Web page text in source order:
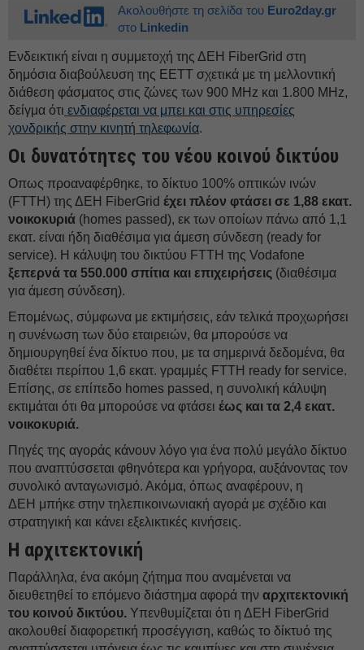
Ακολουθήστε τη σελίδα του Euro2day.gr
στο Linkedin
Ενδεικτική είναι η συμμετοχή της ΔΕH FiberGrid στη
δημόσια διαβούλευση της ΕΕΤΤ σχετικά με τη μελλοντική
διάθεση φάσματος στις ζώνες των 900 MHz και 1.800 MHz,
δείγμα ότι ενδιαφέρεται να μπει και στις υπηρεσίες
χονδρικής στην κινητή τηλεφωνία.
Οι δυνατότητες του νέου κοινού δικτύου
Οπως προαναφέρθηκε, το δίκτυο 100% οπτικών ινών
(FTTH) της ΔΕH FiberGrid έχει πλέον φτάσει σε 1,88 εκατ.
νοικοκυριά (homes passed), εκ των οποίων πάνω από 1,1
εκατ. είναι ήδη διαθέσιμα για άμεση σύνδεση (ready for
service). Η κάλυψη του δικτύου FTTH της Vodafone
ξεπερνά τα 550.000 σπίτια και επιχειρήσεις (διαθέσιμα
για άμεση σύνδεση).
Επομένως, σύμφωνα με εκτιμήσεις, εάν τελικά προχωρήσει
η συνένωση των δύο εταιρειών, θα μπορούσε να
δημιουργηθεί ένα δίκτυο που, με τα σημερινά δεδομένα, θα
διαθέτει περίπου 1,6 εκατ. γραμμές FTTH ready for service.
Επίσης, σε επίπεδο homes passed, η συνολική κάλυψη
εκτιμάται ότι θα μπορούσε να φτάσει έως και τα 2,4 εκατ.
νοικοκυριά.
Πηγές της αγοράς κάνουν λόγο για ένα πολύ μεγάλο δίκτυο
που αναπτύσσεται φθηνότερα και γρήγορα, αυξάνοντας τον
συνολικό ανταγωνισμό. Ακόμα, όπως αναφέρουν, η
ΔEΗ μπήκε στην τηλεπικοινωνιακή αγορά με σχέδιο και
στρατηγική και κάνει εξελικτικές κινήσεις.
Η αρχιτεκτονική
Παράλληλα, ένα ακόμη ζήτημα που αναμένεται να
διευθετηθεί το επόμενο διάστημα αφορά την αρχιτεκτονική
του κοινού δικτύου. Υπενθυμίζεται ότι η ΔEΗ FiberGrid
ακολουθεί διαφορετική προσέγγιση, καθώς το δίκτυό της